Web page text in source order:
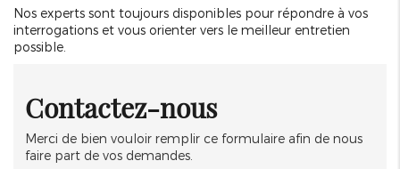
Nos experts sont toujours disponibles pour répondre à vos
interrogations et vous orienter vers le meilleur entretien
possible.
Contactez-nous
Merci de bien vouloir remplir ce formulaire afin de nous
faire part de vos demandes.